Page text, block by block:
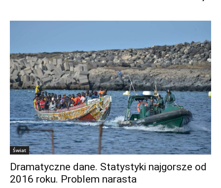
Świat
Dramatyczne dane. Statystyki najgorsze od
2016 roku. Problem narasta